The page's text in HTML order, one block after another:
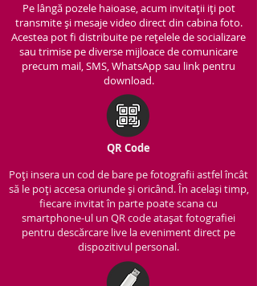
Pe lângă pozele haioase, acum invitații iți pot
transmite și mesaje video direct din cabina foto.
Acestea pot fi distribuite pe rețelele de socializare
sau trimise pe diverse mijloace de comunicare
precum mail, SMS, WhatsApp sau link pentru
download.
QR Code
Poți insera un cod de bare pe fotografii astfel încât
să le poți accesa oriunde și oricând. În același timp,
fiecare invitat în parte poate scana cu
smartphone-ul un QR code atașat fotografiei
pentru descărcare live la eveniment direct pe
dispozitivul personal.